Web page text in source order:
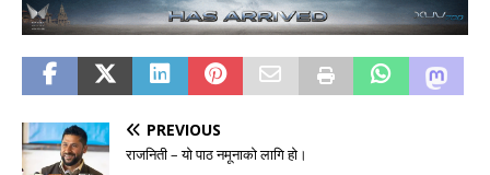
PREVIOUS
राजनिती – यो पाठ नमूनाको लागि हो।